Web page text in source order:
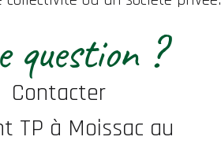
question ?
Contacter
TP à Moissac au